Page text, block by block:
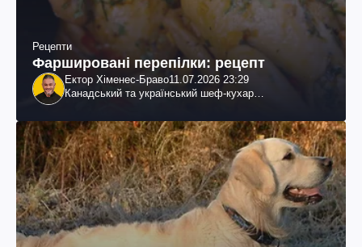
Рецепти
Фаршировані перепілки: рецепт
Ектор Хіменес-Браво11.07.2026 23:29
Канадський та український шеф-кухар